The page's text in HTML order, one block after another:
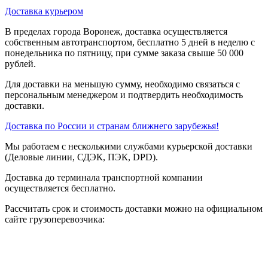
Доставка курьером
В пределах города Воронеж, доставка осуществляется
собственным автотранспортом, бесплатно 5 дней в неделю с
понедельника по пятницу, при сумме заказа свыше 50 000
рублей.
Для доставки на меньшую сумму, необходимо связаться с
персональным менеджером и подтвердить необходимость
доставки.
Доставка по России и странам ближнего зарубежья!
Мы работаем с несколькими службами курьерской доставки
(Деловые линии, СДЭК, ПЭК, DPD).
Доставка до терминала транспортной компании
осуществляется бесплатно.
Рассчитать срок и стоимость доставки можно на официальном
сайте грузоперевозчика: